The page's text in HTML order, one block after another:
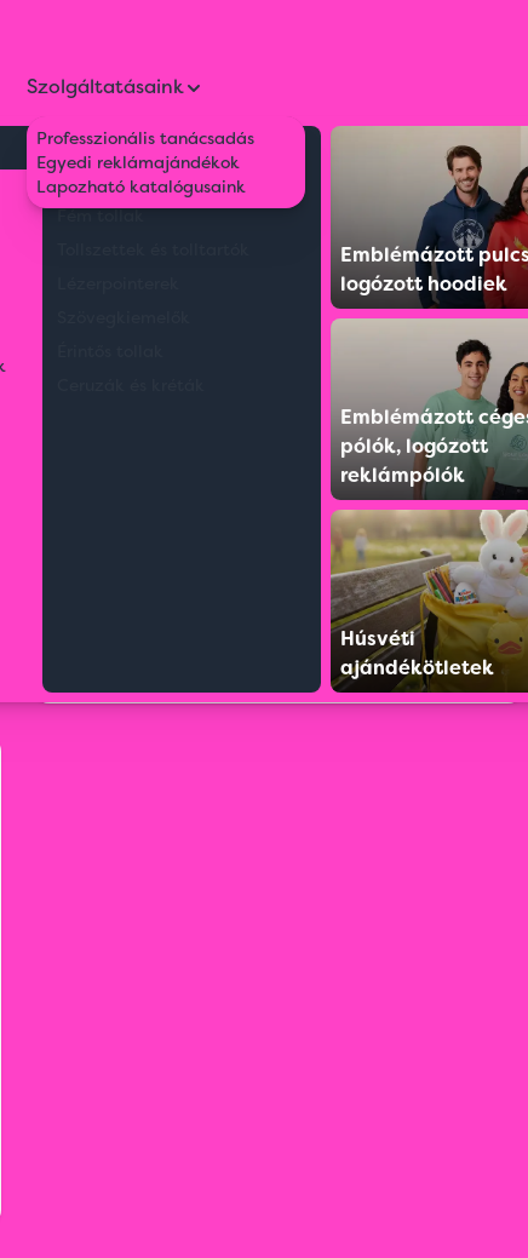
Környezetbarát tollak
Műanyag tollak
Fém tollak
Emblémázott
logózott hoodiek
Emblémázott
pólók, logózott
reklámpólók
Húsvéti
ajándékötletek
Szolgáltatásaink
Professzionális tanácsadás
Egyedi reklámajándékok
Lapozható katalógusaink
Kawasaki termosz, 500 ml